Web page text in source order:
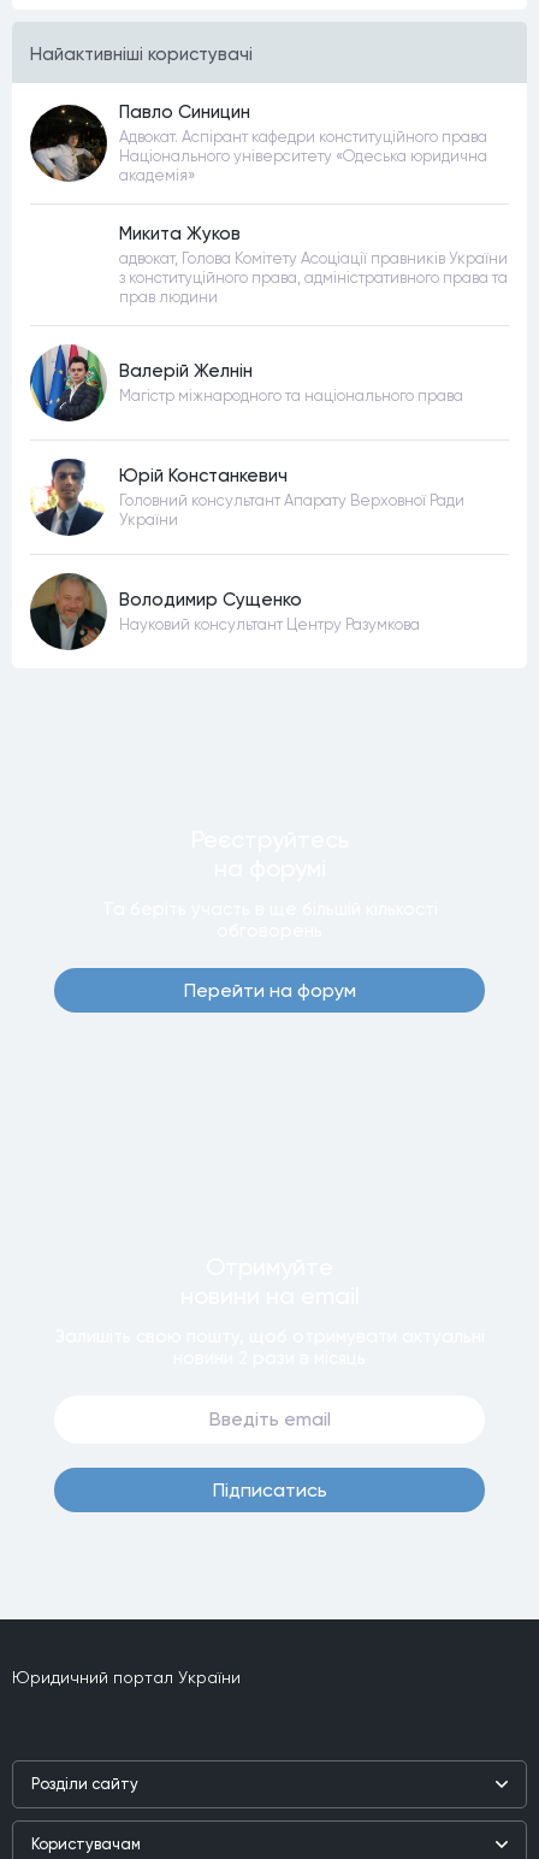
Найактивнiшi користувачi
Павло Синицин
Адвокат. Аспірант кафедри конституційного права
Національного університету «Одеська юридична
академія»
Микита Жуков
адвокат, Голова Комітету Асоціації правників України
з конституційного права, адміністративного права та
прав людини
Валерій Желнін
Магістр міжнародного та національного права
Юрій Констанкевич
Головний консультант Апарату Верховної Ради
України
Володимир Сущенко
Науковий консультант Центру Разумкова
Перейти на форум
Пiдписатись
Юридичний портал України
Роздiли сайту
Наука
Користувачам